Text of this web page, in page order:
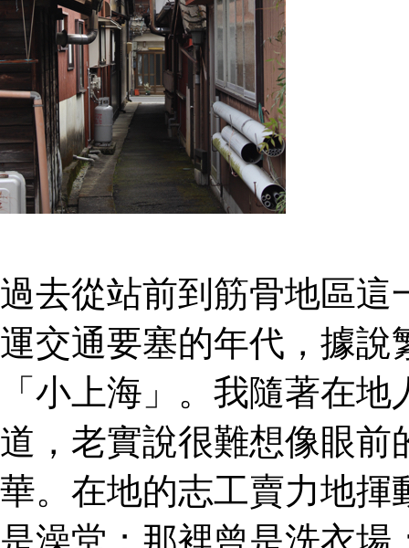
過去從站前到筋骨地區這
運交通要塞的年代，據說
「小上海」。我隨著在
道，老實說很難想像眼前
華。在地的志工賣力地揮